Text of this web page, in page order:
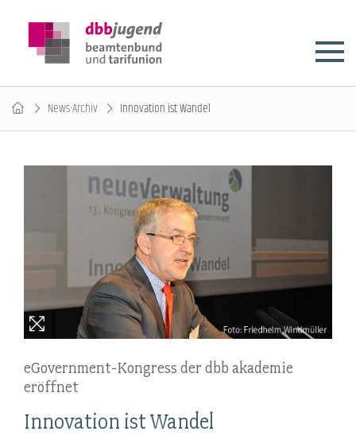
News-Archiv Innovation ist Wandel
eGovernment-Kongress der dbb akademie
eröffnet
Innovation ist Wandel